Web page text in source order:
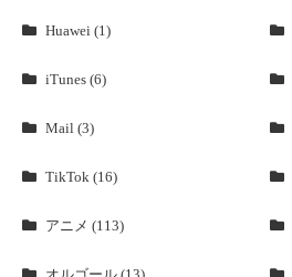
Huawei (1)
iTunes (6)
Mail (3)
TikTok (16)
アニメ (113)